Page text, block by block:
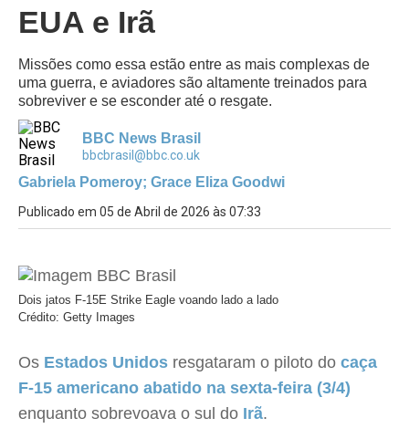
EUA e Irã
Missões como essa estão entre as mais complexas de
uma guerra, e aviadores são altamente treinados para
sobreviver e se esconder até o resgate.
BBC News Brasil
bbcbrasil@bbc.co.uk
Gabriela Pomeroy; Grace Eliza Goodwi
Publicado em 05 de Abril de 2026 às 07:33
Dois jatos F-15E Strike Eagle voando lado a lado
Crédito: Getty Images
Os Estados Unidos resgataram o piloto do caça
F-15 americano abatido na sexta-feira (3/4)
enquanto sobrevoava o sul do Irã.